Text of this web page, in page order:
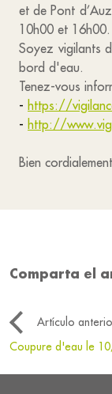
et de Pont
10h00 et 16h00.
Soyez vigilants
bord d'eau.
Tenez-vous
- https://
- http://
Bien
Comparta el
Artículo
Coupure d'eau le